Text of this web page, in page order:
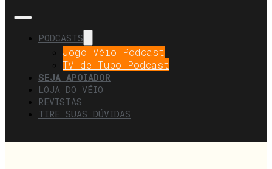
PODCASTS
Jogo Véio Podcast
TV de Tubo Podcast
SEJA APOIADOR
LOJA DO VÉIO
REVISTAS
TIRE SUAS DÚVIDAS